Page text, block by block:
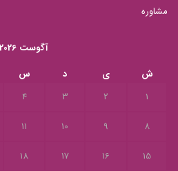
مشاوره
آگوست 2026
ش
ی د س
1
2
3
4
8
9
10
11
15
16
17
18